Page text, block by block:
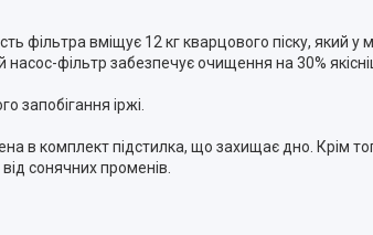
вміщує 12 кг кварцового піску, який у
фільтр забезпечує очищення на 30%
запобігання іржі.
комплект підстилка, що захищає дно. Крім
сонячних променів.